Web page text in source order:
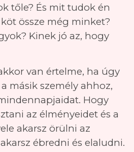
tőle? És mit tudok én
össze még minket?
Kinek jó az, hogy
van értelme, ha úgy
másik személy ahhoz,
Hogy
az élményeidet és a
akarsz örülni az
ébredni és elaludni.